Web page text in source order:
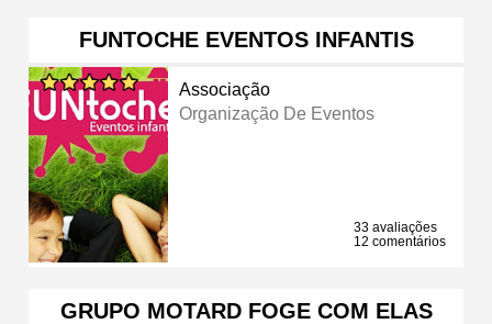
FUNTOCHE EVENTOS INFANTIS
Associação
Organização De Eventos
33 avaliações
12 comentários
GRUPO MOTARD FOGE COM ELAS